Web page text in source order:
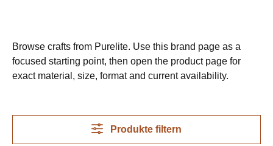
Browse crafts from Purelite. Use this brand page as a
focused starting point, then open the product page for
exact material, size, format and current availability.
Produkte filtern